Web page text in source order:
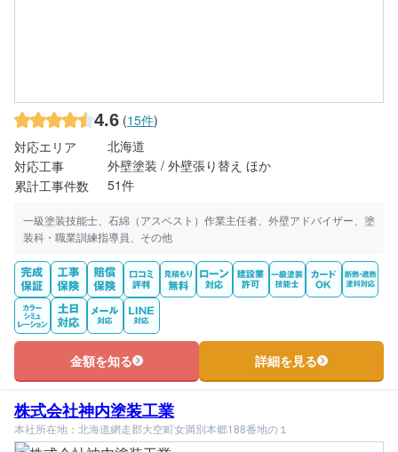
4.6 (15件)
対応エリア
北海道
対応工事
外壁塗装 / 外壁張り替え ほか
累計工事件数
51件
一級塗装技能士、石綿（アスベスト）作業主任者、外壁アドバイザー、塗
装科・職業訓練指導員、その他
金額を知る 詳細を見る
株式会社神内塗装工業
本社所在地：北海道網走郡大空町女満別本郷188番地の１